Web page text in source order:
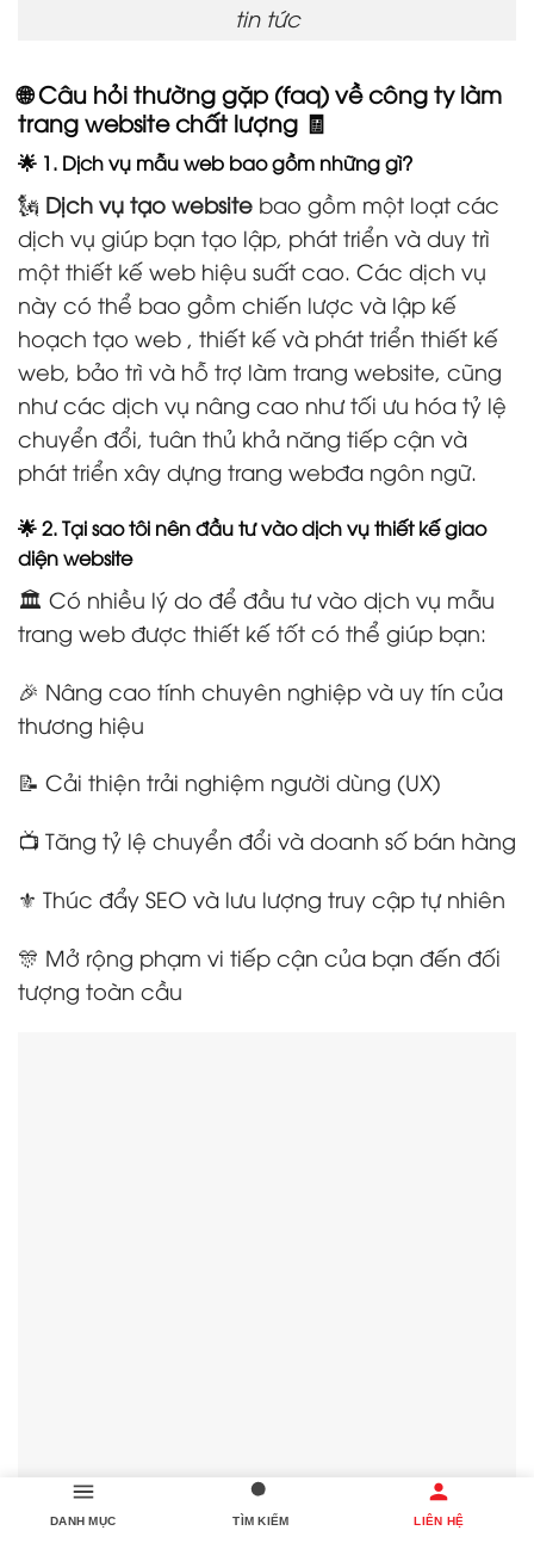
tin tức
🌐 Câu hỏi thường gặp (faq) về công ty làm
trang website chất lượng 🧾
🌟 1. Dịch vụ mẫu web bao gồm những gì?
🗽 Dịch vụ tạo website bao gồm một loạt các
dịch vụ giúp bạn tạo lập, phát triển và duy trì
một thiết kế web hiệu suất cao. Các dịch vụ
này có thể bao gồm chiến lược và lập kế
hoạch tạo web , thiết kế và phát triển thiết kế
web, bảo trì và hỗ trợ làm trang website, cũng
như các dịch vụ nâng cao như tối ưu hóa tỷ lệ
chuyển đổi, tuân thủ khả năng tiếp cận và
phát triển xây dựng trang webđa ngôn ngữ.
🌟 2. Tại sao tôi nên đầu tư vào dịch vụ thiết kế giao
diện website
🏛️ Có nhiều lý do để đầu tư vào dịch vụ mẫu
trang web được thiết kế tốt có thể giúp bạn:
🎉 Nâng cao tính chuyên nghiệp và uy tín của
thương hiệu
📝 Cải thiện trải nghiệm người dùng (UX)
📺 Tăng tỷ lệ chuyển đổi và doanh số bán hàng
⚜️ Thúc đẩy SEO và lưu lượng truy cập tự nhiên
🎊 Mở rộng phạm vi tiếp cận của bạn đến đối
tượng toàn cầu
DANH MỤC TÌM KIẾM LIÊN HỆ